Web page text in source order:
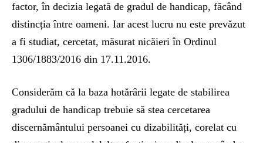
factor, în decizia legată de gradul de handicap, făcând
distincția între oameni. Iar acest lucru nu este prevăzut
a fi studiat, cercetat, măsurat nicăieri în Ordinul
1306/1883/2016 din 17.11.2016.
Considerăm că la baza hotărârii legate de stabilirea
gradului de handicap trebuie să stea cercetarea
discernământului persoanei cu dizabilități, corelat cu